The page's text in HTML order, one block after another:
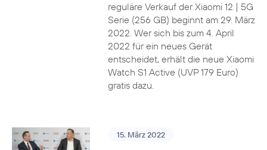
reguläre Verkauf der Xiaomi 12 | 5G
Serie (256 GB) beginnt am 29. März
2022. Wer sich bis zum 4. April
2022 für ein neues Gerät
entscheidet, erhält die neue Xiaomi
Watch S1 Active (UVP 179 Euro)
gratis dazu.
15. März 2022